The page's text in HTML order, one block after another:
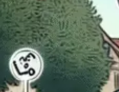
Audi A6 C6
Audi A6 C7
Audi Q5
Ford Fiesta
Ford Focus 1
Ford Focus 2
Ford Focus MK3
Ford Mondeo MK3